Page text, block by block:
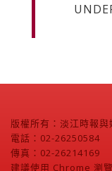
版權所有：淡江時報與
電話：02-26250584
傳真：02-26214169
建議使用 Chrome 瀏